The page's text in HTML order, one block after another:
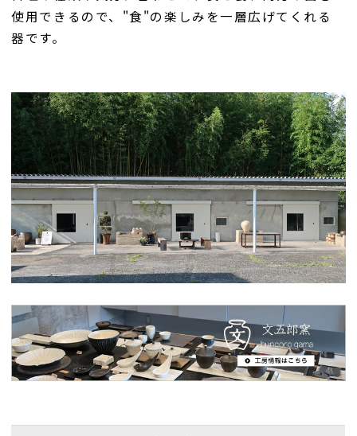
使用できるので、"食"の楽しみを一層広げてくれる
器です。